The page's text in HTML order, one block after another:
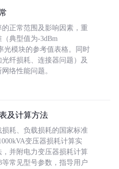
正常范围及影响因素，重
典型值为-3dBm
光模块的参考值表格。同时
纤损耗、连接器问题）及
络性能问题。
及计算方法
耗、负载损耗的国家标准
变压器损耗计算实
并附电力变压器损耗计算
等常见型号参数，指导用户